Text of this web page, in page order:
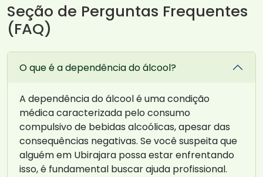
Seção de Perguntas Frequentes
(FAQ)
O que é a dependência do álcool?
A dependência do álcool é uma condição
médica caracterizada pelo consumo
compulsivo de bebidas alcoólicas, apesar das
consequências negativas. Se você suspeita que
alguém em Ubirajara possa estar enfrentando
isso, é fundamental buscar ajuda profissional.